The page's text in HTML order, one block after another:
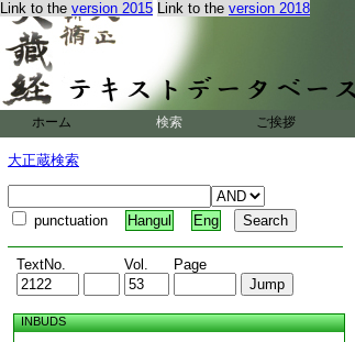
Link to the version 2015 Link to the version 2018
ホーム 検索 ご挨拶
大正蔵検索
punctuation Hangul Eng
TextNo. Vol. Page
INBUDS